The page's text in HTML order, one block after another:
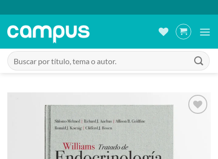
al
contenido
Buscar
por: